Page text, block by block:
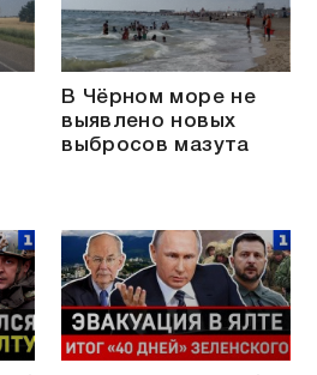
В Чёрном море не
выявлено новых
выбросов мазута